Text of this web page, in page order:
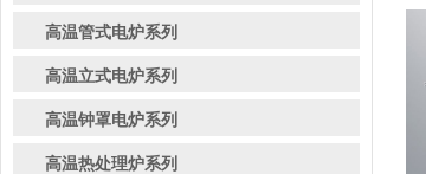
高温管式电炉系列
高温立式电炉系列
高温钟罩电炉系列
高温热处理炉系列